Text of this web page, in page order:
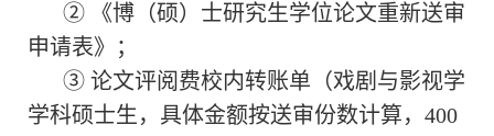
②
《博（硕）士研究生学位论文重新送审
申请表》；
③ 论文评阅费校内转账单（戏剧与影视学
学科硕士生，具体金额按送审份数计算， 400